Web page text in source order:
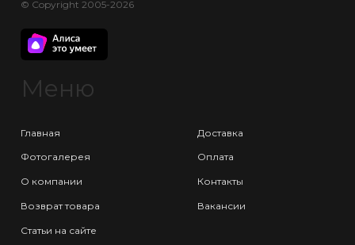
© Copyright 2005-2026
Меню
Главная
Фотогалерея
О компании
Возврат товара
Статьи на сайте
Доставка
Оплата
Контакты
Вакансии